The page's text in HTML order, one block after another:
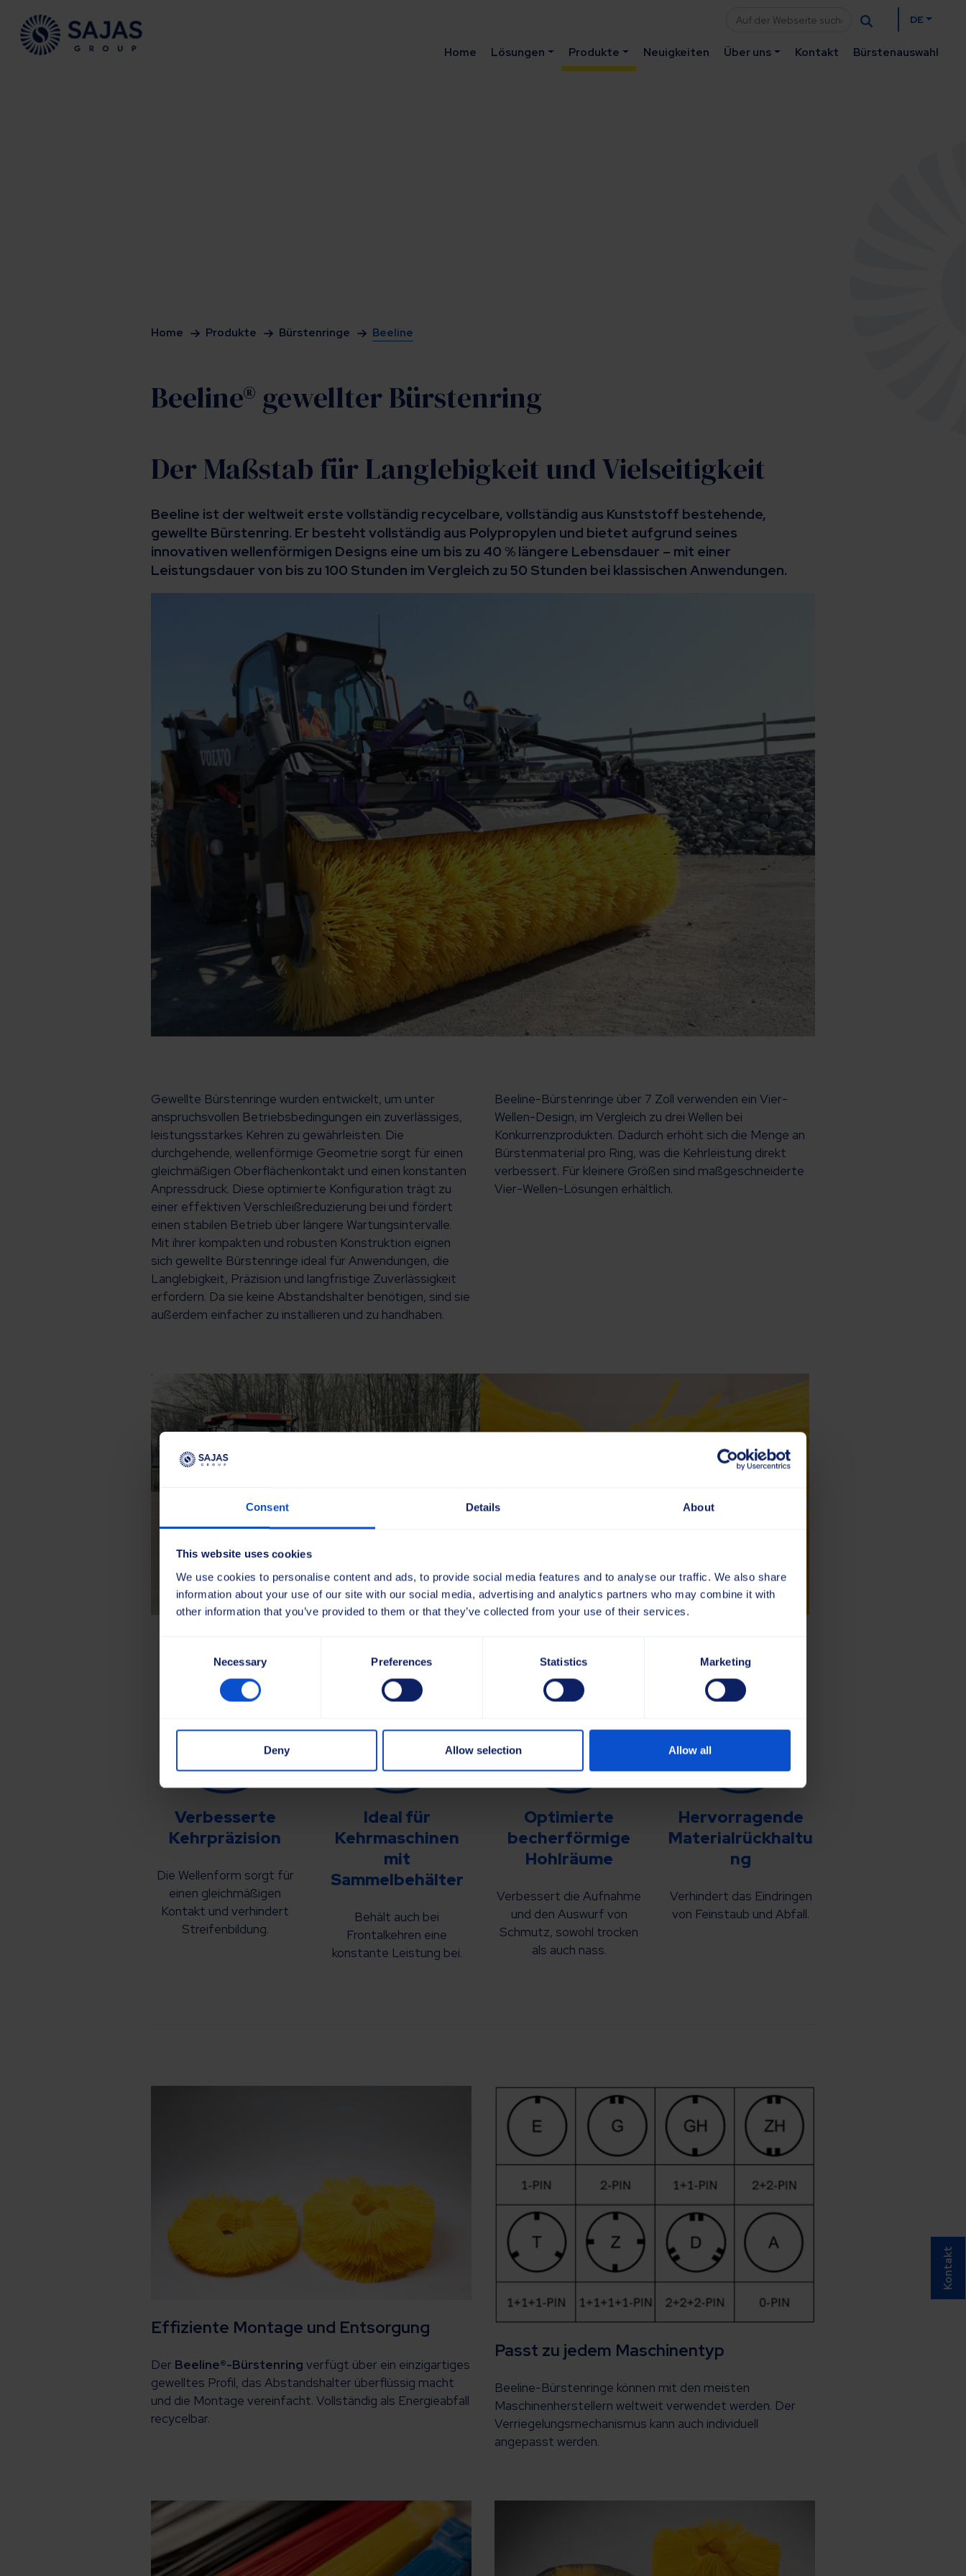
Consent Details About
This website uses cookies
We use cookies to personalise content and ads, to provide social media features and to analyse our traffic. We also share
information about your use of our site with our social media, advertising and analytics partners who may combine it with
other information that you’ve provided to them or that they’ve collected from your use of their services.
Necessary Preferences Statistics Marketing
Deny Allow selection Allow all
Siirry sisältöön Home Lösungen Produkte Neuigkeiten Über uns Kontakt Bürstenauswahl
DE
Home Produkte Bürstenringe Beeline
Beeline® gewellter Bürstenring
Der Maßstab für Langlebigkeit und Vielseitigkeit
Beeline ist der weltweit erste vollständig recycelbare, vollständig aus Kunststoff bestehende,
gewellte Bürstenring. Er besteht vollständig aus Polypropylen und bietet aufgrund seines
innovativen wellenförmigen Designs eine um bis zu 40 % längere Lebensdauer – mit einer
Leistungsdauer von bis zu 100 Stunden im Vergleich zu 50 Stunden bei klassischen Anwendungen.
Gewellte Bürstenringe wurden entwickelt, um unter
anspruchsvollen Betriebsbedingungen ein zuverlässiges,
leistungsstarkes Kehren zu gewährleisten. Die
durchgehende, wellenförmige Geometrie sorgt für einen
gleichmäßigen Oberflächenkontakt und einen konstanten
Anpressdruck. Diese optimierte Konfiguration trägt zu
einer effektiven Verschleißreduzierung bei und fördert
einen stabilen Betrieb über längere Wartungsintervalle.
Mit ihrer kompakten und robusten Konstruktion eignen
sich gewellte Bürstenringe ideal für Anwendungen, die
Langlebigkeit, Präzision und langfristige Zuverlässigkeit
erfordern. Da sie keine Abstandshalter benötigen, sind sie
außerdem einfacher zu installieren und zu handhaben.
Beeline-Bürstenringe über 7 Zoll verwenden ein Vier-
Wellen-Design, im Vergleich zu drei Wellen bei
Konkurrenzprodukten. Dadurch erhöht sich die Menge an
Bürstenmaterial pro Ring, was die Kehrleistung direkt
verbessert. Für kleinere Größen sind maßgeschneiderte
Vier-Wellen-Lösungen erhältlich.
Verbesserte
Kehrpräzision
Die Wellenform sorgt für
einen gleichmäßigen
Kontakt und verhindert
Streifenbildung.
Ideal für
Kehrmaschinen
mit
Sammelbehälter
Behält auch bei
Frontalkehren eine
konstante Leistung bei.
Optimierte
becherförmige
Hohlräume
Verbessert die Aufnahme
und den Auswurf von
Schmutz, sowohl trocken
als auch nass.
Hervorragende
Materialrückhaltu
ng
Verhindert das Eindringen
von Feinstaub und Abfall.
Effiziente Montage und Entsorgung
Der Beeline®-Bürstenring verfügt über ein einzigartiges
gewelltes Profil, das Abstandshalter überflüssig macht
und die Montage vereinfacht. Vollständig als Energieabfall
recycelbar.
Passt zu jedem Maschinentyp
Beeline-Bürstenringe können mit den meisten
Maschinenherstellern weltweit verwendet werden. Der
Verriegelungsmechanismus kann auch individuell
angepasst werden.
Kontakt